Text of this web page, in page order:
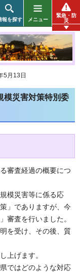
報を探す メニュー
緊急・防
災
5月13日
模災害対策特別委
審査経過の概要につ
模災害等に係る応
」でありますが、今
審査を行いました。
を受け、その後、質
上げます。
ではどのような対応